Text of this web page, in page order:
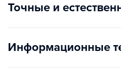
Точные и
Информационные